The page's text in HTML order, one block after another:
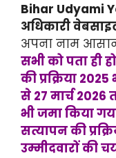
Bihar Udyami
अधिकारी
अपना नाम
सभी को पता ही
की प्रक्रिया
से 27 मार्च
भी जमा किया
सत्यापन की
उम्मीदवारों की